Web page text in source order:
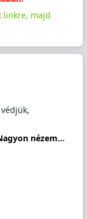
linkre, majd
nézem...